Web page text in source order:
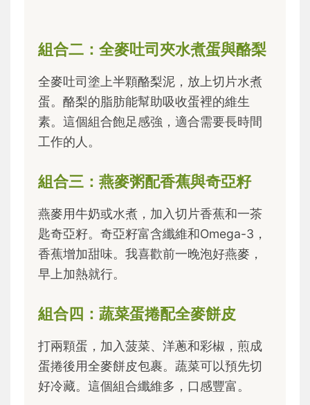
組合二：全麥吐司夾水煮蛋與酪梨
全麥吐司塗上半顆酪梨泥，放上切片水煮
蛋。酪梨的脂肪能幫助吸收蛋裡的維生
素。這個組合飽足感強，適合需要長時間
工作的人。
組合三：燕麥粥配香蕉與奇亞籽
燕麥用牛奶或水煮，加入切片香蕉和一茶
匙奇亞籽。奇亞籽富含纖維和Omega-3，
香蕉增加甜味。我喜歡前一晚泡好燕麥，
早上加熱就行。
組合四：蔬菜蛋捲配全麥餅皮
打兩顆蛋，加入菠菜、洋蔥和彩椒，煎成
蛋捲後用全麥餅皮包裹。蔬菜可以預先切
好冷藏。這個組合纖維多，口感豐富。